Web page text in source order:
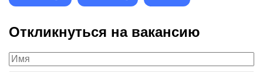
Откликнуться на вакансию